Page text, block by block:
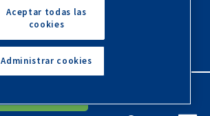
Volver arriba
Aceptar todas las
cookies
Administrar cookies